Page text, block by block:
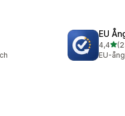
EU
4,4av
23
EU-